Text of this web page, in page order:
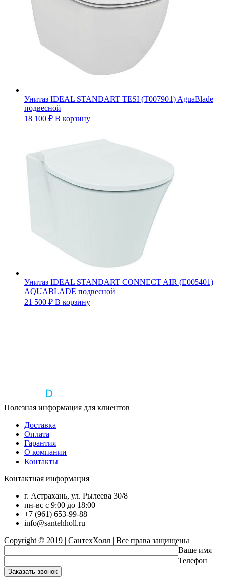
Унитаз IDEAL STANDART TESI (T007901) AguaBlade
подвесной
18 100 ₽ В корзину
Унитаз IDEAL STANDART CONNECT AIR (Е005401)
AQUABLADE подвесной
21 500 ₽ В корзину
Полезная информация для клиентов
Доставка
Оплата
Гарантия
О компании
Контакты
Контактная информация
г. Астрахань, ул. Рылеева 30/8
пн-вс с 9:00 до 18:00
+7 (961) 653-99-88
info@santehholl.ru
Copyright © 2019 | СантехХолл | Все права защищены
Ваше имя
Телефон